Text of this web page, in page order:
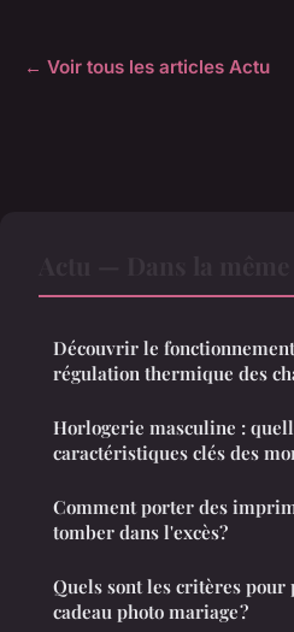
← Voir tous les articles Actu
Découvrir le
régulation thermique des
Horlogerie masculine :
caractéristiques clés des
Comment porter des
tomber dans l'excès?
Quels sont les critères pour
cadeau photo mariage ?